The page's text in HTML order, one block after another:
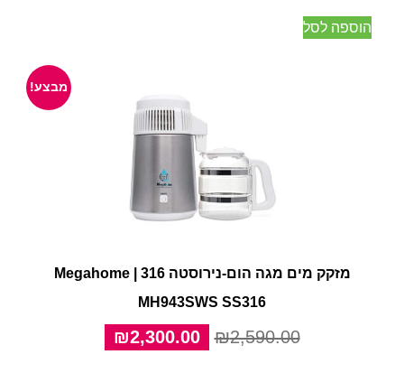
הוספה לסל
מבצע!
מזקק מים מגה הום-נירוסטה 316 | Megahome
MH943SWS SS316
₪2,590.00
המחיר
המקורי
₪2,300.00
הנוכחי